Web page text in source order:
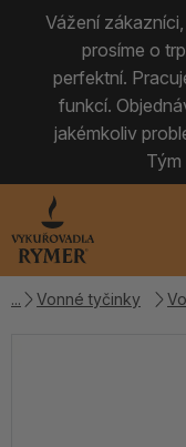
Vážení
prosíme o
perfektní.
funkcí.
jakémkoliv
Vonné tyčinky